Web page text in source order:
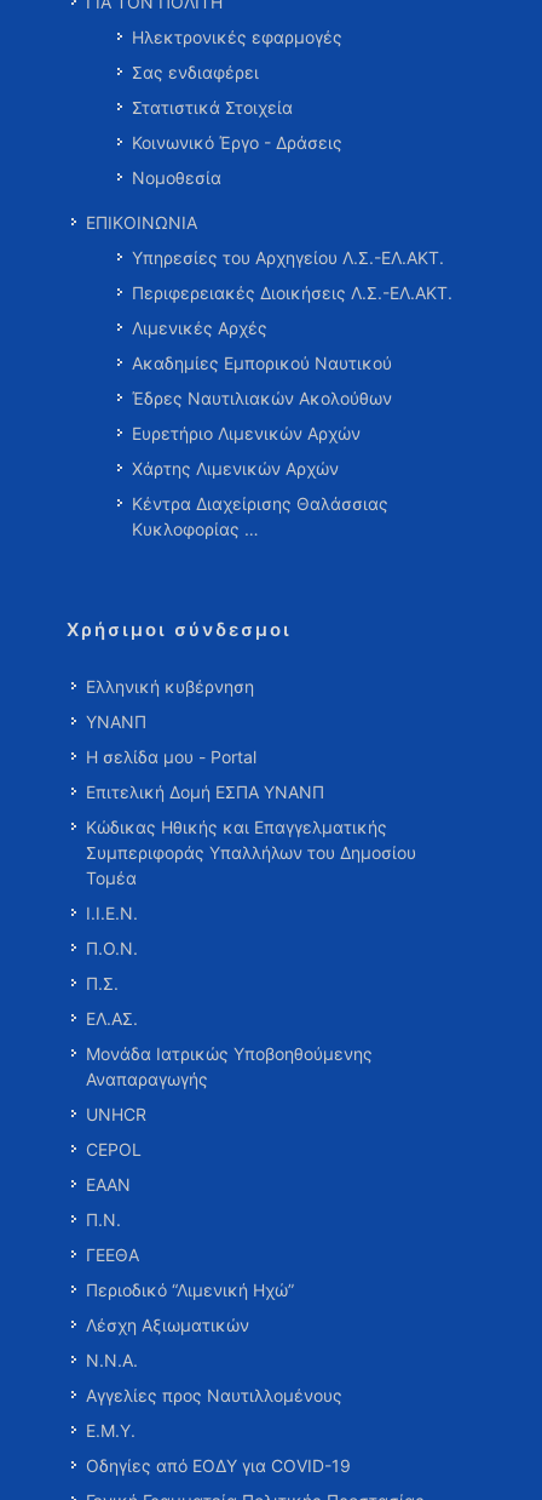
Ηλεκτρονικές εφαρμογές
Σας ενδιαφέρει
Στατιστικά Στοιχεία
Κοινωνικό Έργο - Δράσεις
Νομοθεσία
ΕΠΙΚΟΙΝΩΝΙΑ
Υπηρεσίες του Αρχηγείου Λ.Σ.-ΕΛ.ΑΚΤ.
Περιφερειακές Διοικήσεις Λ.Σ.-ΕΛ.ΑΚΤ.
Λιμενικές Αρχές
Ακαδημίες Εμπορικού Ναυτικού
Έδρες Ναυτιλιακών Ακολούθων
Ευρετήριο Λιμενικών Αρχών
Χάρτης Λιμενικών Αρχών
Κέντρα Διαχείρισης Θαλάσσιας
Κυκλοφορίας …
Χρήσιμοι σύνδεσμοι
Ελληνική κυβέρνηση
ΥΝΑΝΠ
Η σελίδα μου - Portal
Επιτελική Δομή ΕΣΠΑ ΥΝΑΝΠ
Κώδικας Ηθικής και Επαγγελματικής
Συμπεριφοράς Υπαλλήλων του Δημοσίου
Τομέα
Ι.Ι.Ε.Ν.
Π.Ο.Ν.
Π.Σ.
ΕΛ.ΑΣ.
Μονάδα Ιατρικώς Υποβοηθούμενης
Αναπαραγωγής
UNHCR
CEPOL
ΕΑΑΝ
Π.Ν.
ΓΕΕΘΑ
Περιοδικό “Λιμενική Ηχώ”
Λέσχη Αξιωματικών
Ν.Ν.Α.
Αγγελίες προς Ναυτιλλομένους
Ε.Μ.Υ.
Οδηγίες από ΕΟΔΥ για COVID-19